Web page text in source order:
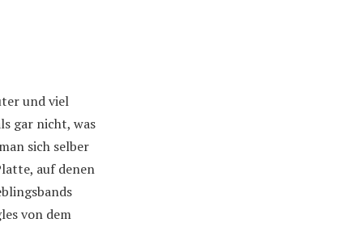
und viel
gar nicht, was
sich selber
auf denen
von dem